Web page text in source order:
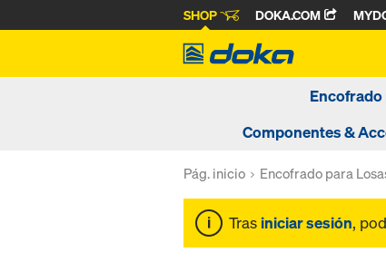
SHOP DOKA.COM
Componentes &
Pág. inicio Encofrado para
Tras iniciar sesión,